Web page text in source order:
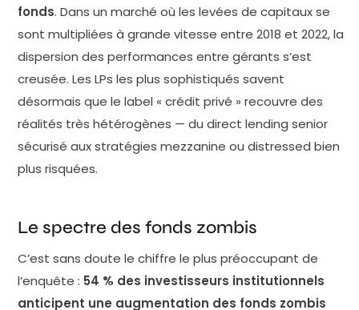
fonds. Dans un marché où les levées de capitaux se
sont multipliées à grande vitesse entre 2018 et 2022, la
dispersion des performances entre gérants s’est
creusée. Les LPs les plus sophistiqués savent
désormais que le label « crédit privé » recouvre des
réalités très hétérogènes — du direct lending senior
sécurisé aux stratégies mezzanine ou distressed bien
plus risquées.
Le spectre des fonds zombis
C’est sans doute le chiffre le plus préoccupant de
l’enquête : 54 % des investisseurs institutionnels
anticipent une augmentation des fonds zombis